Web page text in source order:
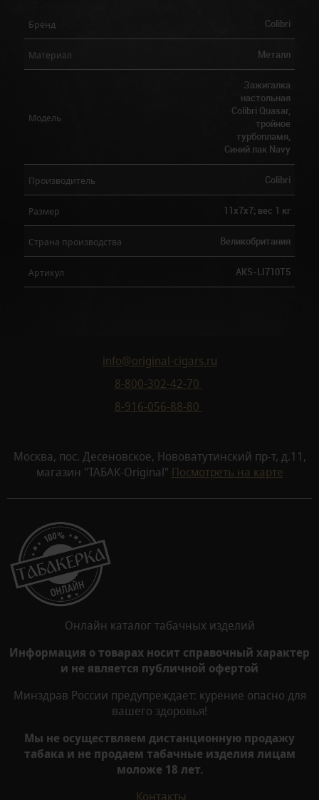
Бренд Colibri
Материал Металл
Модель
Зажигалка
настольная
Colibri Quasar,
тройное
турбопламя,
Синий лак Navy
Производитель Colibri
Размер 11х7х7; вес 1 кг
Страна производства Великобритания
Артикул AKS-LI710T5
info@original-cigars.ru
8-800-302-42-70
8-916-056-88-80
Москва, пос. Десеновское, Нововатутинский пр-т, д.11,
магазин "ТАБАК-Original" Посмотреть на карте
Онлайн каталог табачных изделий
Информация о товарах носит справочный характер
и не является публичной офертой
Минздрав России предупреждает: курение опасно для
вашего здоровья!
Мы не осуществляем дистанционную продажу
табака и не продаем табачные изделия лицам
моложе 18 лет.
Контакты